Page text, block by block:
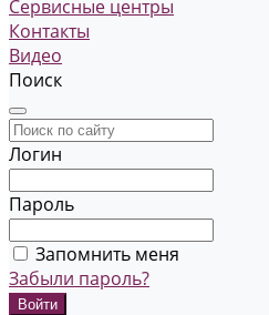
Сервисные центры
Контакты
Видео
Поиск
Логин
Пароль
Запомнить меня
Забыли пароль?